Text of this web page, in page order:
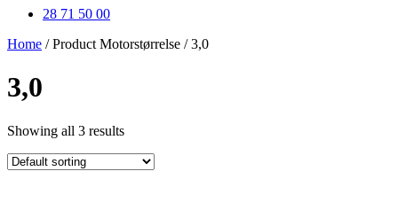
28 71 50 00
Home / Product Motorstørrelse / 3,0
3,0
Showing all 3 results